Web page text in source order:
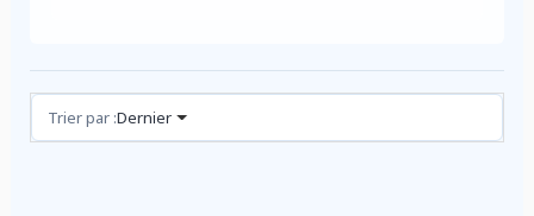
Avis (0)
Trier par :Dernier